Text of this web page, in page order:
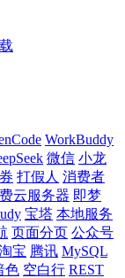
WorkBuddy
微信 小龙
打假人 消费者
云服务器 即梦
宝塔 本地服务
页面分页 公众号
宝 腾讯 MySQL
色 空白行 REST